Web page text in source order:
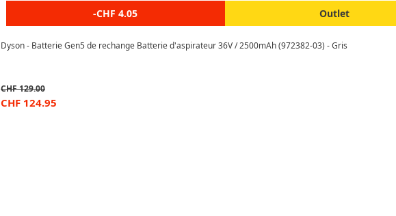
-CHF 4.05 Outlet
Dyson - Batterie Gen5 de rechange Batterie d'aspirateur 36V / 2500mAh (972382-03) - Gris
CHF129.00
CHF 124.95